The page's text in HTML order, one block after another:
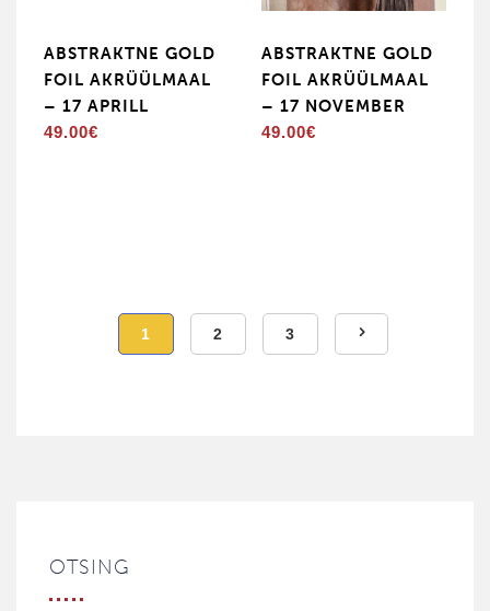
ABSTRAKTNE GOLD
FOIL AKRÜÜLMAAL
– 17 APRILL
49.00€
ABSTRAKTNE GOLD
FOIL AKRÜÜLMAAL
– 17 NOVEMBER
49.00€
1 2 3
OTSING